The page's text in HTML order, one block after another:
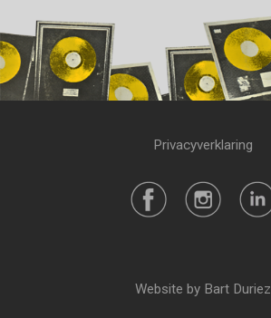
Privacyverklaring
Website by Bart Duriez